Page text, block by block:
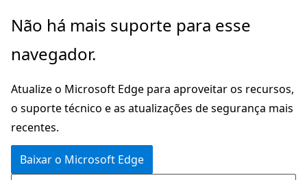
Pular
o
principal
Ignore
passe
a
navegação
na
página
Não há mais suporte para esse
navegador.
Atualize o Microsoft Edge para aproveitar os recursos,
o suporte técnico e as atualizações de segurança mais
recentes.
Baixar o Microsoft Edge